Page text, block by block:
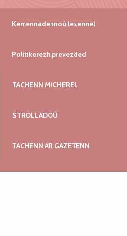
Kemennadennoù lezennel
Politikerezh prevezded
TACHENN MICHEREL
STROLLADOÙ
TACHENN AR GAZETENN